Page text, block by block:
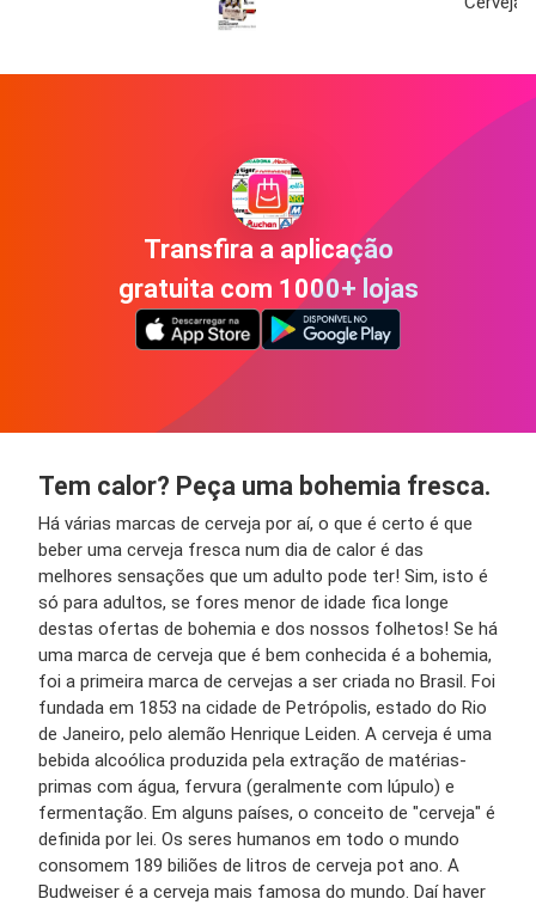
Transfira a aplicação
gratuita com 1000+ lojas
Tem calor? Peça uma bohemia fresca.
Há várias marcas de cerveja por aí, o que é certo é que
beber uma cerveja fresca num dia de calor é das
melhores sensações que um adulto pode ter! Sim, isto é
só para adultos, se fores menor de idade fica longe
destas ofertas de bohemia e dos nossos folhetos! Se há
uma marca de cerveja que é bem conhecida é a bohemia,
foi a primeira marca de cervejas a ser criada no Brasil. Foi
fundada em 1853 na cidade de Petrópolis, estado do Rio
de Janeiro, pelo alemão Henrique Leiden. A cerveja é uma
bebida alcoólica produzida pela extração de matérias-
primas com água, fervura (geralmente com lúpulo) e
fermentação. Em alguns países, o conceito de "cerveja" é
definida por lei. Os seres humanos em todo o mundo
consomem 189 biliões de litros de cerveja pot ano. A
Budweiser é a cerveja mais famosa do mundo. Daí haver